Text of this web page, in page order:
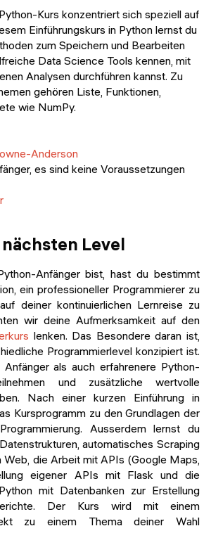
Kurs konzentriert sich speziell auf
Einführungskurs in Python lernst du
zum Speichern und Bearbeiten
Data Science Tools kennen, mit
Analysen durchführen kannst. Zu
gehören Liste, Funktionen,
wie NumPy.
Anderson
es sind keine Voraussetzungen
Level
Anfänger bist, hast du bestimmt
ein professioneller Programmierer zu
deiner kontinuierlichen Lernreise zu
wir deine Aufmerksamkeit auf den
lenken. Das Besondere daran ist,
Programmierlevel konzipiert ist.
als auch erfahrenere Python-
und zusätzliche wertvolle
Nach einer kurzen Einführung in
Kursprogramm zu den Grundlagen der
Ausserdem lernst du
automatisches Scraping
Web, die Arbeit mit APIs (Google Maps,
eigener APIs mit Flask und die
mit Datenbanken zur Erstellung
Der Kurs wird mit einem
zu einem Thema deiner Wahl